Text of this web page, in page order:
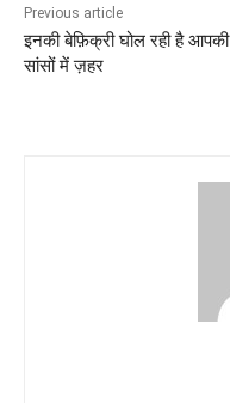
o
o
p
p
n
m
Previous article
इनकी बेफ़िक्री घोल रही है आपकी
सांसों में ज़हर